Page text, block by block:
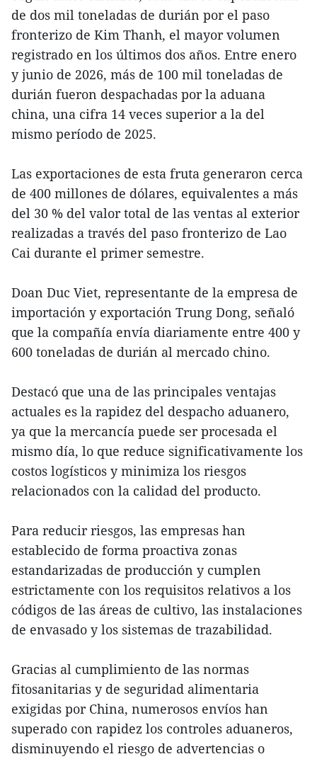
de dos mil toneladas de durián por el paso
fronterizo de Kim Thanh, el mayor volumen
registrado en los últimos dos años. Entre enero
y junio de 2026, más de 100 mil toneladas de
durián fueron despachadas por la aduana
china, una cifra 14 veces superior a la del
mismo período de 2025.
Las exportaciones de esta fruta generaron cerca
de 400 millones de dólares, equivalentes a más
del 30 % del valor total de las ventas al exterior
realizadas a través del paso fronterizo de Lao
Cai durante el primer semestre.
Doan Duc Viet, representante de la empresa de
importación y exportación Trung Dong, señaló
que la compañía envía diariamente entre 400 y
600 toneladas de durián al mercado chino.
Destacó que una de las principales ventajas
actuales es la rapidez del despacho aduanero,
ya que la mercancía puede ser procesada el
mismo día, lo que reduce significativamente los
costos logísticos y minimiza los riesgos
relacionados con la calidad del producto.
Para reducir riesgos, las empresas han
establecido de forma proactiva zonas
estandarizadas de producción y cumplen
estrictamente con los requisitos relativos a los
códigos de las áreas de cultivo, las instalaciones
de envasado y los sistemas de trazabilidad.
Gracias al cumplimiento de las normas
fitosanitarias y de seguridad alimentaria
exigidas por China, numerosos envíos han
superado con rapidez los controles aduaneros,
disminuyendo el riesgo de advertencias o